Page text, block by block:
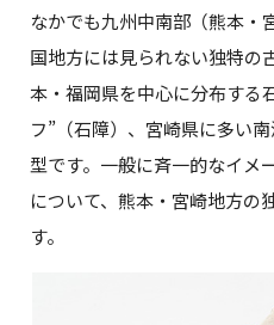
なかでも九州中南部（熊本・
国地方には見られない独特の
本・福岡県を中心に分布する
フ”（石障）、宮崎県に多い
型です。一般に斉一的なイメ
について、熊本・宮崎地方の
す。